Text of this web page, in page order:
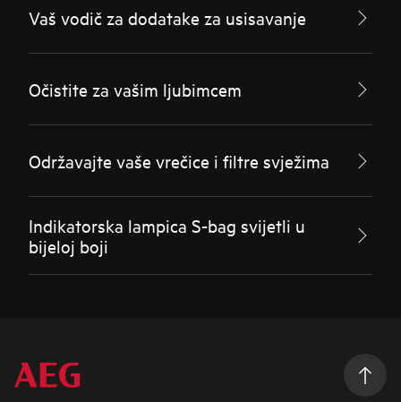
Vaš vodič za dodatake za usisavanje
Očistite za vašim ljubimcem
Održavajte vaše vrečice i filtre svježima
Indikatorska lampica S-bag svijetli u
bijeloj boji